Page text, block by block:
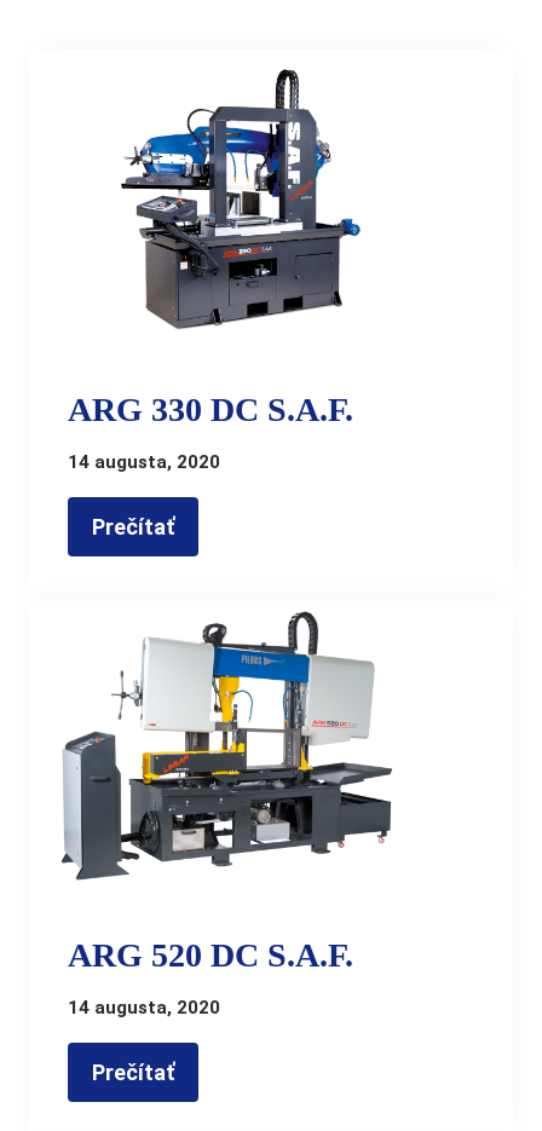
ARG 330 DC S.A.F.
14 augusta, 2020
Prečítať
ARG 520 DC S.A.F.
14 augusta, 2020
Prečítať